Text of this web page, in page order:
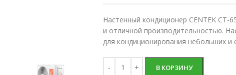
Настенный кондиционер CENTEK CT-
и отличной производительностью.
для кондиционирования небольших и
В КОРЗИНУ